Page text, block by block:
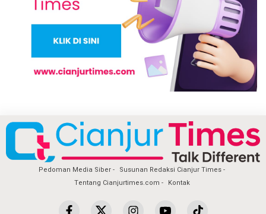
Pedoman Media Siber
Susunan Redaksi Cianjur Times
Tentang Cianjurtimes.com
Kontak